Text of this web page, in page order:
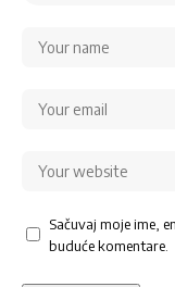
Sačuvaj moje ime,
buduće komentare.